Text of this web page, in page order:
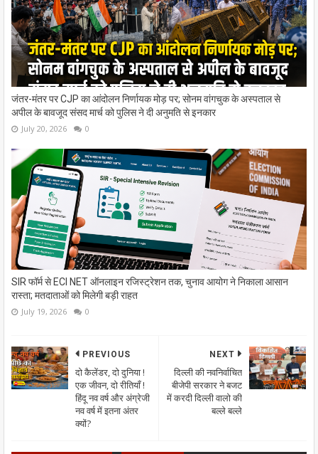
जंतर-मंतर पर CJP का आंदोलन निर्णायक मोड़ पर; सोनम वांगचुक के अस्पताल से
अपील के बावजूद संसद मार्च को पुलिस ने दी अनुमति से इनकार
July 20, 2026 0
SIR फॉर्म से ECI NET ऑनलाइन रजिस्ट्रेशन तक, चुनाव आयोग ने निकाला आसान
रास्ता; मतदाताओं को मिलेगी बड़ी राहत
July 19, 2026 0
NEXT
दिल्ली की नवनिर्वाचित
बीजेपी सरकार ने बजट
में करदी दिल्ली वालो की
बल्ले बल्ले
PREVIOUS
दो कैलेंडर, दो दुनिया !
एक जीवन, दो रीतियाँ !
हिंदू नव वर्ष और अंग्रेजी
नव वर्ष में इतना अंतर
क्यों?